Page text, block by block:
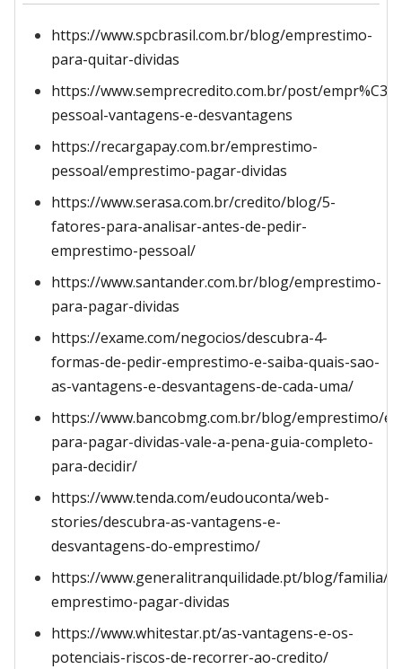
https://www.spcbrasil.com.br/blog/emprestimo-
para-quitar-dividas
https://www.semprecredito.com.br/post/
pessoal-vantagens-e-desvantagens
https://recargapay.com.br/emprestimo-
pessoal/emprestimo-pagar-dividas
https://www.serasa.com.br/credito/blog/5-
fatores-para-analisar-antes-de-pedir-
emprestimo-pessoal/
https://www.santander.com.br/blog/emprestimo-
para-pagar-dividas
https://exame.com/negocios/descubra-4-
formas-de-pedir-emprestimo-e-saiba-quais-sao-
as-vantagens-e-desvantagens-de-cada-uma/
https://www.bancobmg.com.br/blog/emprestimo/
para-pagar-dividas-vale-a-pena-guia-completo-
para-decidir/
https://www.tenda.com/eudouconta/web-
stories/descubra-as-vantagens-e-
desvantagens-do-emprestimo/
https://www.generalitranquilidade.pt/blog/familia/
emprestimo-pagar-dividas
https://www.whitestar.pt/as-vantagens-e-os-
potenciais-riscos-de-recorrer-ao-credito/